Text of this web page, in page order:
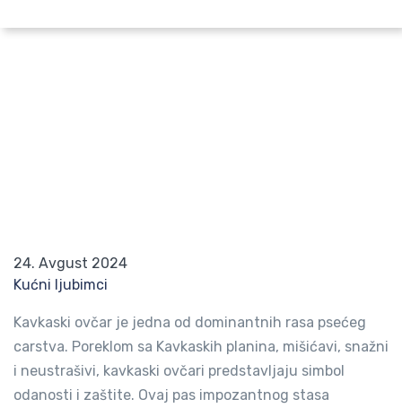
24. Avgust 2024
Kućni ljubimci
Kavkaski ovčar je jedna od dominantnih rasa psećeg
carstva. Poreklom sa Kavkaskih planina, mišićavi, snažni
i neustrašivi, kavkaski ovčari predstavljaju simbol
odanosti i zaštite. Ovaj pas impozantnog stasa